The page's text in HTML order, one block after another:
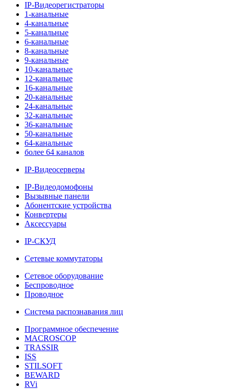
IP-Видеорегистраторы
1-канальные
4-канальные
5-канальные
6-канальные
8-канальные
9-канальные
10-канальные
12-канальные
16-канальные
20-канальные
24-канальные
32-канальные
36-канальные
50-канальные
64-канальные
более 64 каналов
IP-Видеосерверы
IP-Видеодомофоны
Вызывные панели
Абонентские устройства
Конвертеры
Аксессуары
IP-СКУД
Сетевые коммутаторы
Сетевое оборудование
Беспроводное
Проводное
Система распознавания лиц
Программное обеспечение
MACROSCOP
TRASSIR
ISS
STILSOFT
BEWARD
RVi